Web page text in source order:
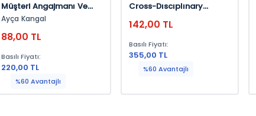
Müşteri Angajmanı Ve
Sosyal Medya Marka
Ayça Kangal
88,00 TL
Basılı Fiyatı:
220,00 TL
%60 Avantajlı
Cross-Dıscıplınary
Scıences: From
Recreatıon To Hıgh-
Performance And
Socıopolıtıcal
Perspectıves
142,00 TL
Basılı Fiyatı:
355,00 TL
%60 Avantajlı